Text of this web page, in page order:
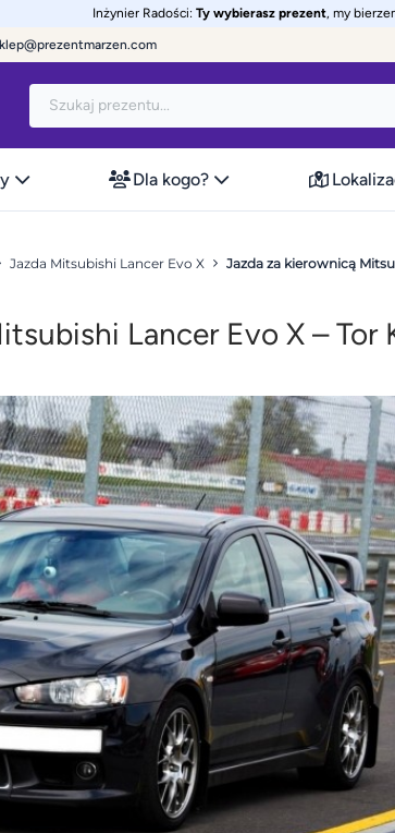
Inżynier Radości: Ty wybierasz prezent, my
Dla kogo?
Jazda Mitsubishi Lancer Evo X Jazda za kierownicą
Lancer Evo X – Tor